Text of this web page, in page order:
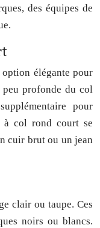
des équipes de
élégante pour
peu profonde du col
pour
à col rond court se
cuir brut ou un jean
clair ou taupe. Ces
noirs ou blancs.